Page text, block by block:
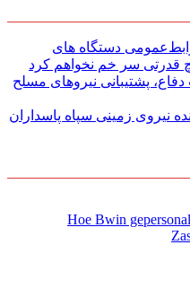
دستگاه های
قدرتی سر خم نخواهم کرد
پشتیبانی نیرو‌های مسلح
نیروی زمینی سپاه پاسداران
Hoe Bwin